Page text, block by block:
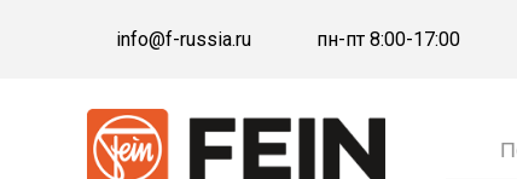
info@f-russia.ru пн-пт 8:00-17:00